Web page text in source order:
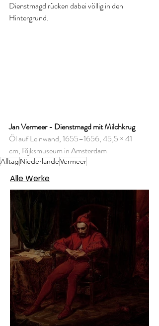
Dienstmagd rücken dabei völlig in den
Hintergrund.
Jan Vermeer - Dienstmagd mit Milchkrug
Öl auf Leinwand, 1655–1656, 45,5 × 41
cm, Rijksmuseum in Amsterdam
Alltag NiederlandeVermeer
Alle Werke